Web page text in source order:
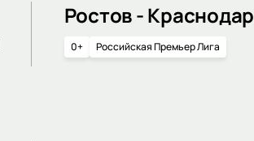
Ростов - Краснодар
0+ Российская Премьер Лига